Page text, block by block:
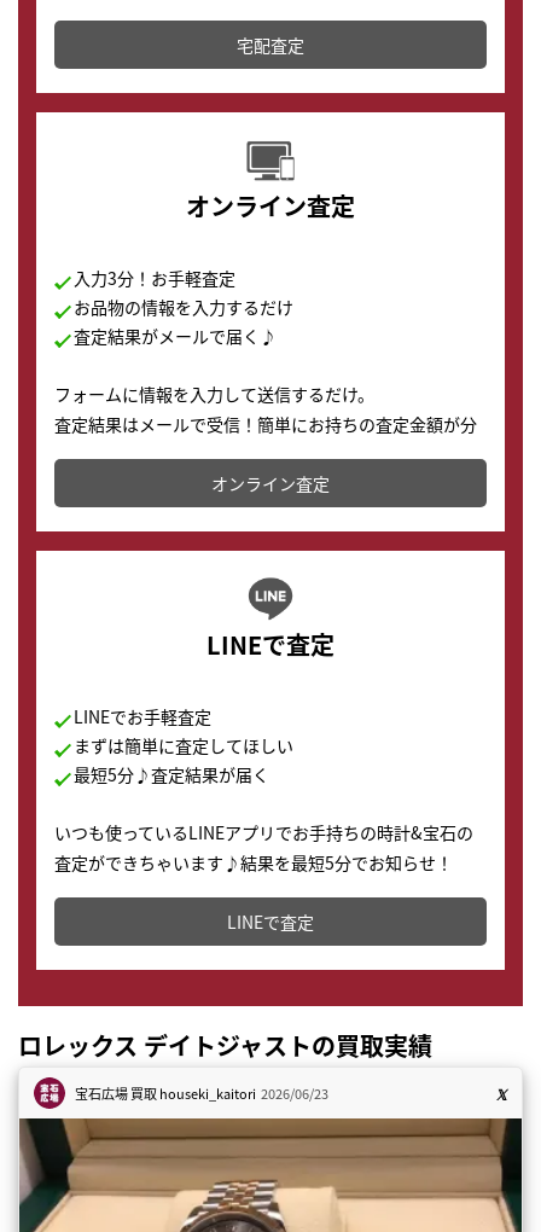
テムです。
配送でも簡単&安全に査定・買取に出すことが可能で
す。
宅配査定
オンライン査定
入力3分！お手軽査定
お品物の情報を入力するだけ
査定結果がメールで届く♪
フォームに情報を入力して送信するだけ。
査定結果はメールで受信！簡単にお持ちの査定金額が分
かります。
オンライン査定
LINEで査定
LINEでお手軽査定
まずは簡単に査定してほしい
最短5分♪査定結果が届く
いつも使っているLINEアプリでお手持ちの時計&宝石の
査定ができちゃいます♪結果を最短5分でお知らせ！
どこからでもすぐに査定金額を知ることが出来ます。
LINEで査定
ロレックス デイトジャストの買取実績
宝石広場 買取houseki_kaitori 2026/06/23